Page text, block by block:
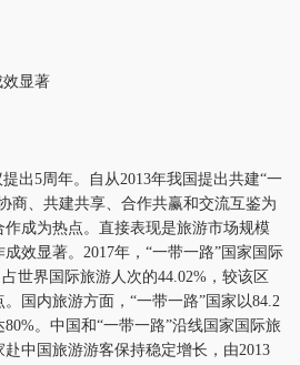
显著
5周年。自从2013年我国提出共建“一
商、共建共享、合作共赢和交流互鉴为
成为热点。直接表现是旅游市场规模
效显著。2017年，“一带一路”国家国际
世界国际旅游人次的44.02%，较该区
国内旅游方面，“一带一路”国家以84.2
。中国和“一带一路”沿线国家国际旅
中国旅游游客保持稳定增长，由2013